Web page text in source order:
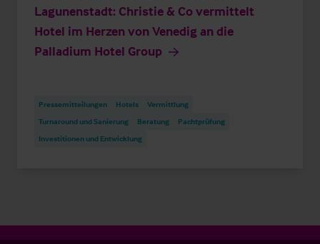
Lagunenstadt: Christie & Co vermittelt
Hotel im Herzen von Venedig an die
Palladium Hotel Group
Pressemitteilungen Hotels
Vermittlung
Turnaround und Sanierung
Beratung
Pachtprüfung
Investitionen und Entwicklung